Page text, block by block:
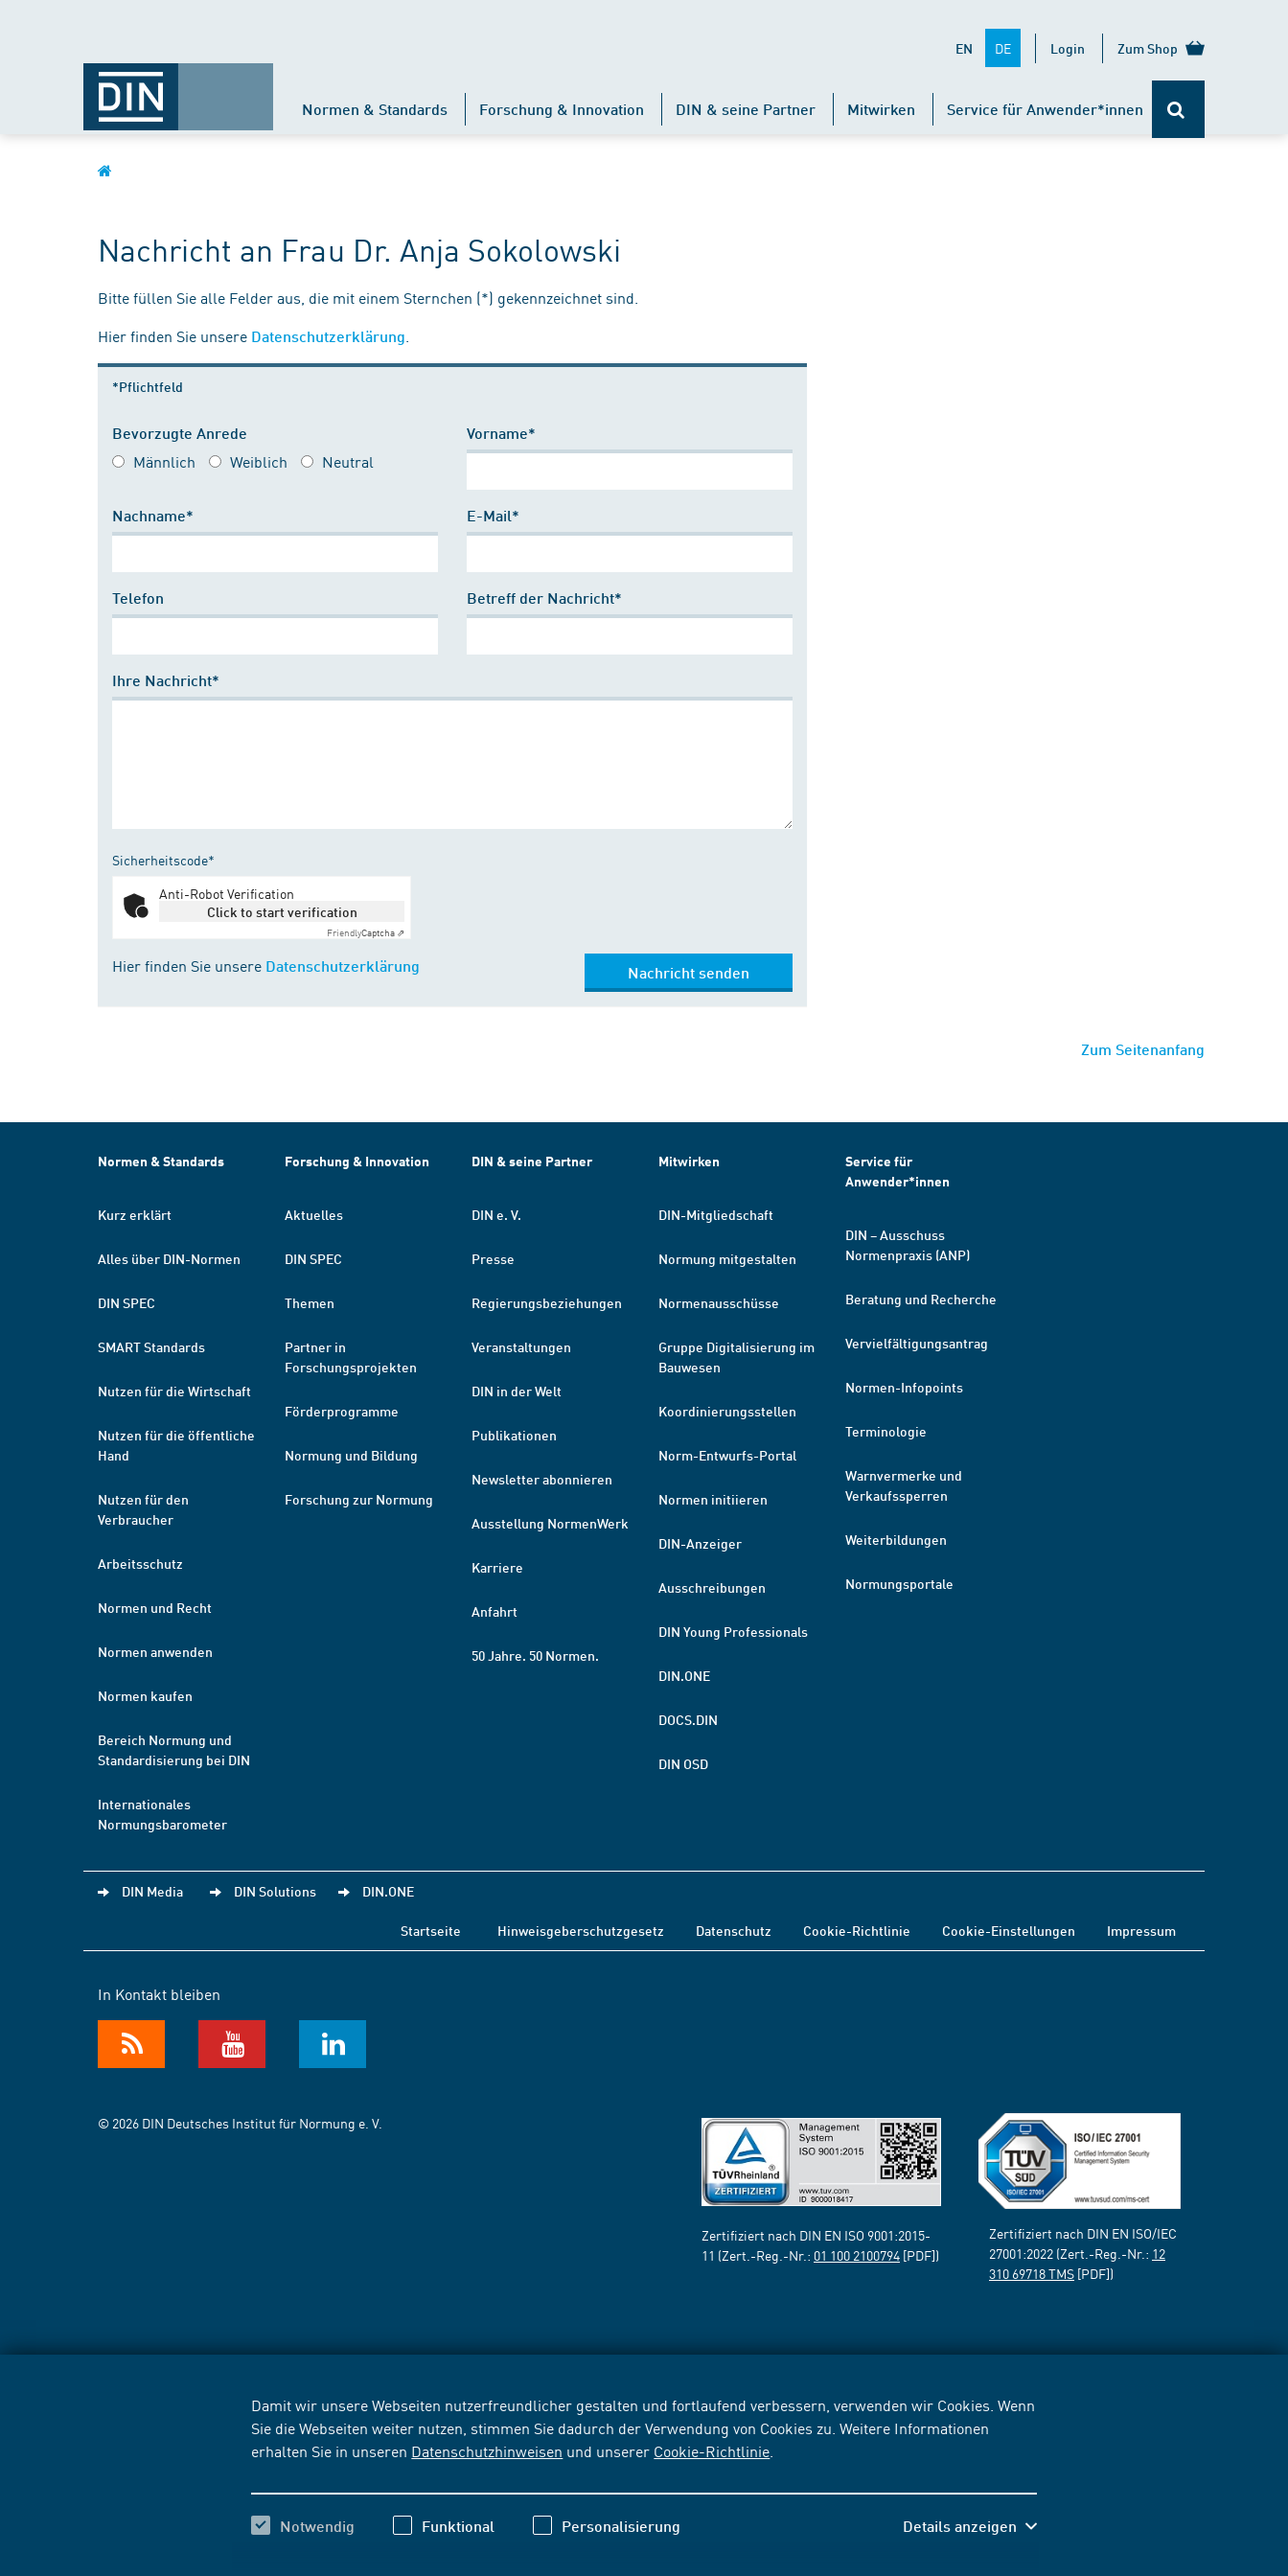
Damit wir unsere Webseiten nutzerfreundlicher gestalten und fortlaufend verbessern, verwenden wir Cookies. Wenn
Sie die Webseiten weiter nutzen, stimmen Sie dadurch der Verwendung von Cookies zu. Weitere Informationen
erhalten Sie in unseren Datenschutzhinweisen und unserer Cookie-Richtlinie
Notwendig Funktional Personalisierung Details anzeigen
EN DE Login Zum Shop
Normen & Standards Forschung & Innovation DIN & seine Partner Mitwirken Service für Anwender*innen
Nachricht an Frau Dr. Anja Sokolowski
Bitte füllen Sie alle Felder aus, die mit einem Sternchen (*) gekennzeichnet sind.
Hier finden Sie unsere Datenschutzerklärung
*Pflichtfeld
Bevorzugte Anrede
Männlich Weiblich Neutral
Vorname*
Nachname* E-Mail*
Telefon Betreff der Nachricht*
Ihre Nachricht*
Sicherheitscode*
Anti-Robot Verification
Click to start verification
FriendlyCaptcha ⇗
Hier finden Sie unsere Datenschutzerklärung Nachricht senden
Zum Seitenanfang
Normen & Standards
Kurz erklärt
Alles über DIN-Normen
DIN SPEC
SMART Standards
Nutzen für die Wirtschaft
Nutzen für die öffentliche
Hand
Nutzen für den
Verbraucher
Arbeitsschutz
Normen und Recht
Normen anwenden
Normen kaufen
Bereich Normung und
Standardisierung bei DIN
Internationales
Normungsbarometer
Forschung & Innovation
Aktuelles
DIN SPEC
Themen
Partner in
Forschungsprojekten
Förderprogramme
Normung und Bildung
Forschung zur Normung
DIN & seine Partner
DIN e. V.
Presse
Regierungsbeziehungen
Veranstaltungen
DIN in der Welt
Publikationen
Newsletter abonnieren
Ausstellung NormenWerk
Karriere
Anfahrt
50 Jahre. 50 Normen.
Mitwirken
DIN-Mitgliedschaft
Normung mitgestalten
Normenausschüsse
Gruppe Digitalisierung im
Bauwesen
Koordinierungsstellen
Norm-Entwurfs-Portal
Normen initiieren
DIN-Anzeiger
Ausschreibungen
DIN Young Professionals
DIN.ONE
DOCS.DIN
DIN OSD
Service für
Anwender*innen
DIN – Ausschuss
Normenpraxis (ANP)
Beratung und Recherche
Vervielfältigungsantrag
Normen-Infopoints
Terminologie
Warnvermerke und
Verkaufssperren
Weiterbildungen
Normungsportale
DIN Media DIN Solutions DIN.ONE
Startseite Hinweisgeberschutzgesetz Datenschutz Cookie-Richtlinie Cookie-Einstellungen Impressum
In Kontakt bleiben
© 2026 DIN Deutsches Institut für Normung e. V.
Zertifiziert nach DIN EN ISO 9001:2015-
11 (Zert.-Reg.-Nr.: 01 100 2100794 [PDF])
Zertifiziert nach DIN EN ISO/IEC
27001:2022 (Zert.-Reg.-Nr.: 12
310 69718 TMS [PDF])